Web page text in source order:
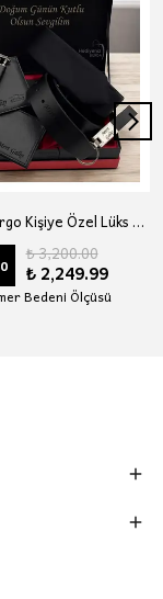
Hemen Kargo Kişiye Özel Lüks Erkek Hediye Seti Hakiki Deri Kartlık, Cüzdan, Kemer, Çakmak, Anahtarlık, Kravat
₺ 3,200.00
₺ 2,249.99
Bedeni Ölçüsü